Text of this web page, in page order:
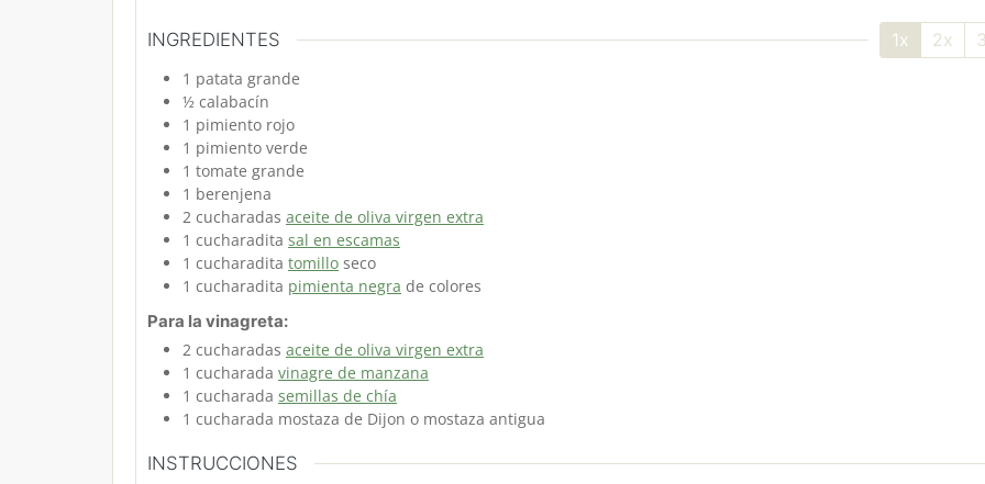
INGREDIENTES 1x 2x
1 patata grande
½ calabacín
1 pimiento rojo
1 pimiento verde
1 tomate grande
1 berenjena
2 cucharadas aceite de oliva virgen extra
1 cucharadita sal en escamas
1 cucharadita tomillo seco
1 cucharadita pimienta negra de colores
Para la vinagreta:
2 cucharadas aceite de oliva virgen extra
1 cucharada vinagre de manzana
1 cucharada semillas de chía
1 cucharada mostaza de Dijon o mostaza antigua
INSTRUCCIONES